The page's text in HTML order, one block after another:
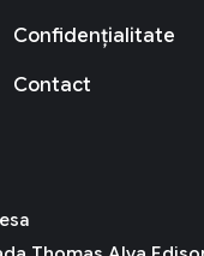
Confidențialitate
Contact